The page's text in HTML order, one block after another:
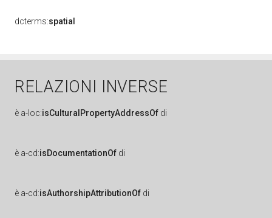
dcterms:spatial
RELAZIONI INVERSE
è a-loc:isCulturalPropertyAddressOf di
è a-cd:isDocumentationOf di
è a-cd:isAuthorshipAttributionOf di